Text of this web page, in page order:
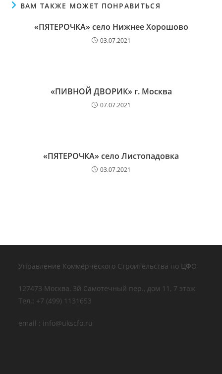
ВАМ ТАКЖЕ МОЖЕТ ПОНРАВИТЬСЯ
«ПЯТЕРОЧКА» село Нижнее Хорошово
03.07.2021
«ПИВНОЙ ДВОРИК» г. Москва
07.07.2021
«ПЯТЕРОЧКА» село Листопадовка
03.07.2021
Управление Коммерческого Строительства по ЦФО
127473 Москва, 3й Самотечный пер., дом 11, 7 этаж
Тел.: +7 (499) 1131653
email : info@ukscfo.ru